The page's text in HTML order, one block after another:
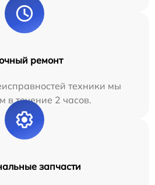
ремонт
техники мы
в течение 2 часов.
запчасти